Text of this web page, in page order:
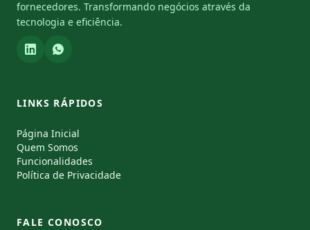
fornecedores. Transformando negócios através da
tecnologia e eficiência.
LINKS RÁPIDOS
Página Inicial
Quem Somos
Funcionalidades
Política de Privacidade
FALE CONOSCO